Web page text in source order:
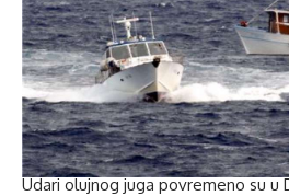
Udari olujnog juga povremeno su u